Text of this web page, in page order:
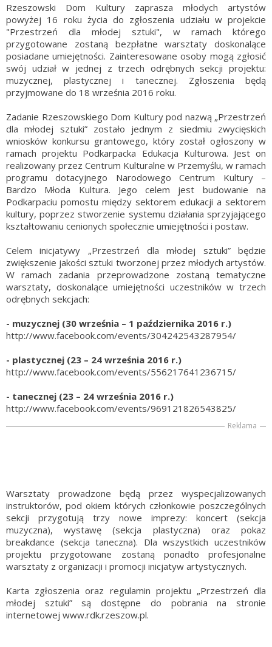
Rzeszowski Dom Kultury zaprasza młodych artystów
powyżej 16 roku życia do zgłoszenia udziału w projekcie
"Przestrzeń dla młodej sztuki", w ramach którego
przygotowane zostaną bezpłatne warsztaty doskonalące
posiadane umiejętności. Zainteresowane osoby mogą zgłosić
swój udział w jednej z trzech odrębnych sekcji projektu:
muzycznej, plastycznej i tanecznej. Zgłoszenia będą
przyjmowane do 18 września 2016 roku.
Zadanie Rzeszowskiego Dom Kultury pod nazwą „Przestrzeń
dla młodej sztuki” zostało jednym z siedmiu zwycięskich
wniosków konkursu grantowego, który został ogłoszony w
ramach projektu Podkarpacka Edukacja Kulturowa. Jest on
realizowany przez Centrum Kulturalne w Przemyślu, w ramach
programu dotacyjnego Narodowego Centrum Kultury –
Bardzo Młoda Kultura. Jego celem jest budowanie na
Podkarpaciu pomostu między sektorem edukacji a sektorem
kultury, poprzez stworzenie systemu działania sprzyjającego
kształtowaniu cenionych społecznie umiejętności i postaw.
Celem inicjatywy „Przestrzeń dla młodej sztuki” będzie
zwiększenie jakości sztuki tworzonej przez młodych artystów.
W ramach zadania przeprowadzone zostaną tematyczne
warsztaty, doskonalące umiejętności uczestników w trzech
odrębnych sekcjach:
- muzycznej (30 września – 1 października 2016 r.)
http://www.facebook.com/events/304242543287954/
- plastycznej (23 – 24 września 2016 r.)
http://www.facebook.com/events/556217641236715/
- tanecznej (23 – 24 września 2016 r.)
http://www.facebook.com/events/969121826543825/
Reklama
Warsztaty prowadzone będą przez wyspecjalizowanych
instruktorów, pod okiem których członkowie poszczególnych
sekcji przygotują trzy nowe imprezy: koncert (sekcja
muzyczna), wystawę (sekcja plastyczna) oraz pokaz
breakdance (sekcja taneczna). Dla wszystkich uczestników
projektu przygotowane zostaną ponadto profesjonalne
warsztaty z organizacji i promocji inicjatyw artystycznych.
Karta zgłoszenia oraz regulamin projektu „Przestrzeń dla
młodej sztuki” są dostępne do pobrania na stronie
internetowej www.rdk.rzeszow.pl.